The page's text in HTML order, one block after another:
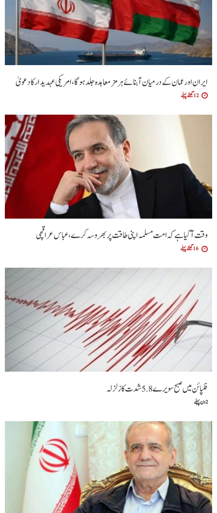
ایران اور عمان کے درمیان آبنائے ہرمز معاہدہ جلد ہوگا،امریکی عہدیدار کا دعویٰ
12 گھنٹے پہلے
وقت آگیا ہے کہ امت مسلمہ اپنی طاقت پر بھروسہ کرے ،عباس عراقچی
16 گھنٹے پہلے
فلپائن میں صبح سویرے 5.8شدت کا زلزلہ
2 دن پہلے